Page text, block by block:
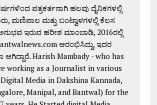
ಪತ್ರಕರ್ತನಾಗಿ ಹಲವು ದೈನಿಕಗಳಲ್ಲಿ
ಮಣಿಪಾಲ ಮತ್ತು ಬಂಟ್ವಾಳಗಳಲ್ಲಿ ಕೆಲಸ
ಇರುವ ಹರೀಶ ಮಾಂಬಾಡಿ, 2016ರಲ್ಲಿ
ಆರಂಭಿಸಿದ್ದು, ಇದರ
Harish Mambady - who has
working as a Journalist in various
Media in Dakshina Kannada,
Manipal, and Bantwal) for the